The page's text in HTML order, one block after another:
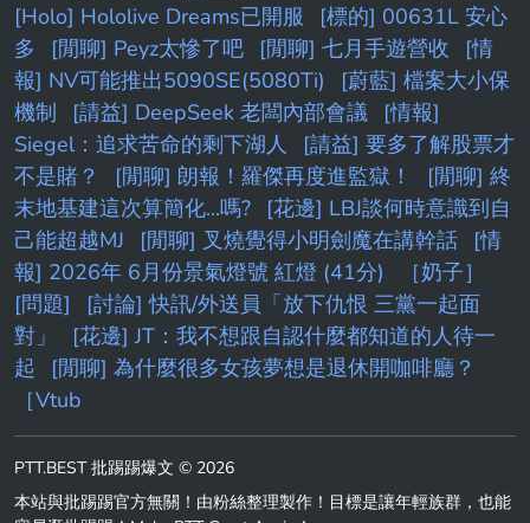
[Holo] Hololive Dreams已開服
[標的] 00631L 安心
多
[閒聊] Peyz太慘了吧 [閒聊] 七月手遊營收
[情
報] NV可能推出5090SE(5080Ti)
[蔚藍] 檔案大小保
機制
[請益] DeepSeek 老闆內部會議
[情報]
Siegel：追求苦命的剩下湖人
[請益] 要多了解股票才
不是賭？
[閒聊] 朗報！羅傑再度進監獄！
[閒聊] 終
末地基建這次算簡化...嗎?
[花邊] LBJ談何時意識到自
己能超越MJ
[閒聊] 叉燒覺得小明劍魔在講幹話
[情
報] 2026年 6月份景氣燈號 紅燈 (41分)
［奶子］
[問題]
[討論] 快訊/外送員「放下仇恨 三黨一起面
對」
[花邊] JT：我不想跟自認什麼都知道的人待一
起
[閒聊] 為什麼很多女孩夢想是退休開咖啡廳？
［Vtub
PTT.BEST 批踢踢爆文 © 2026
本站與批踢踢官方無關！由粉絲整理製作！目標是讓年輕族群，也能